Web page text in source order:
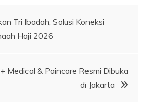
Tri Ibadah, Solusi Koneksi
Haji 2026
Medical & Paincare Resmi Dibuka
di Jakarta